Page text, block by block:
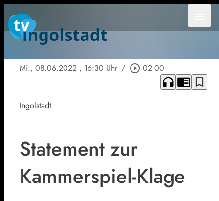
Mi., 08.06.2022 , 16:30 Uhr / play_circle_outline 02:00
headphones chrome_reader_mode bookmark_border
Ingolstadt
Statement zur
Kammerspiel-Klage